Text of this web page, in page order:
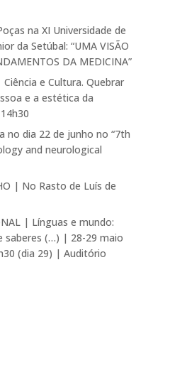
na XI Universidade de
da Setúbal: “UMA VISÃO
DA MEDICINA”
Ciência e Cultura. Quebrar
e a estética da
no dia 22 de junho no “7th
and neurological
| No Rasto de Luís de
| Línguas e mundo:
saberes (…) | 28-29 maio
(dia 29) | Auditório